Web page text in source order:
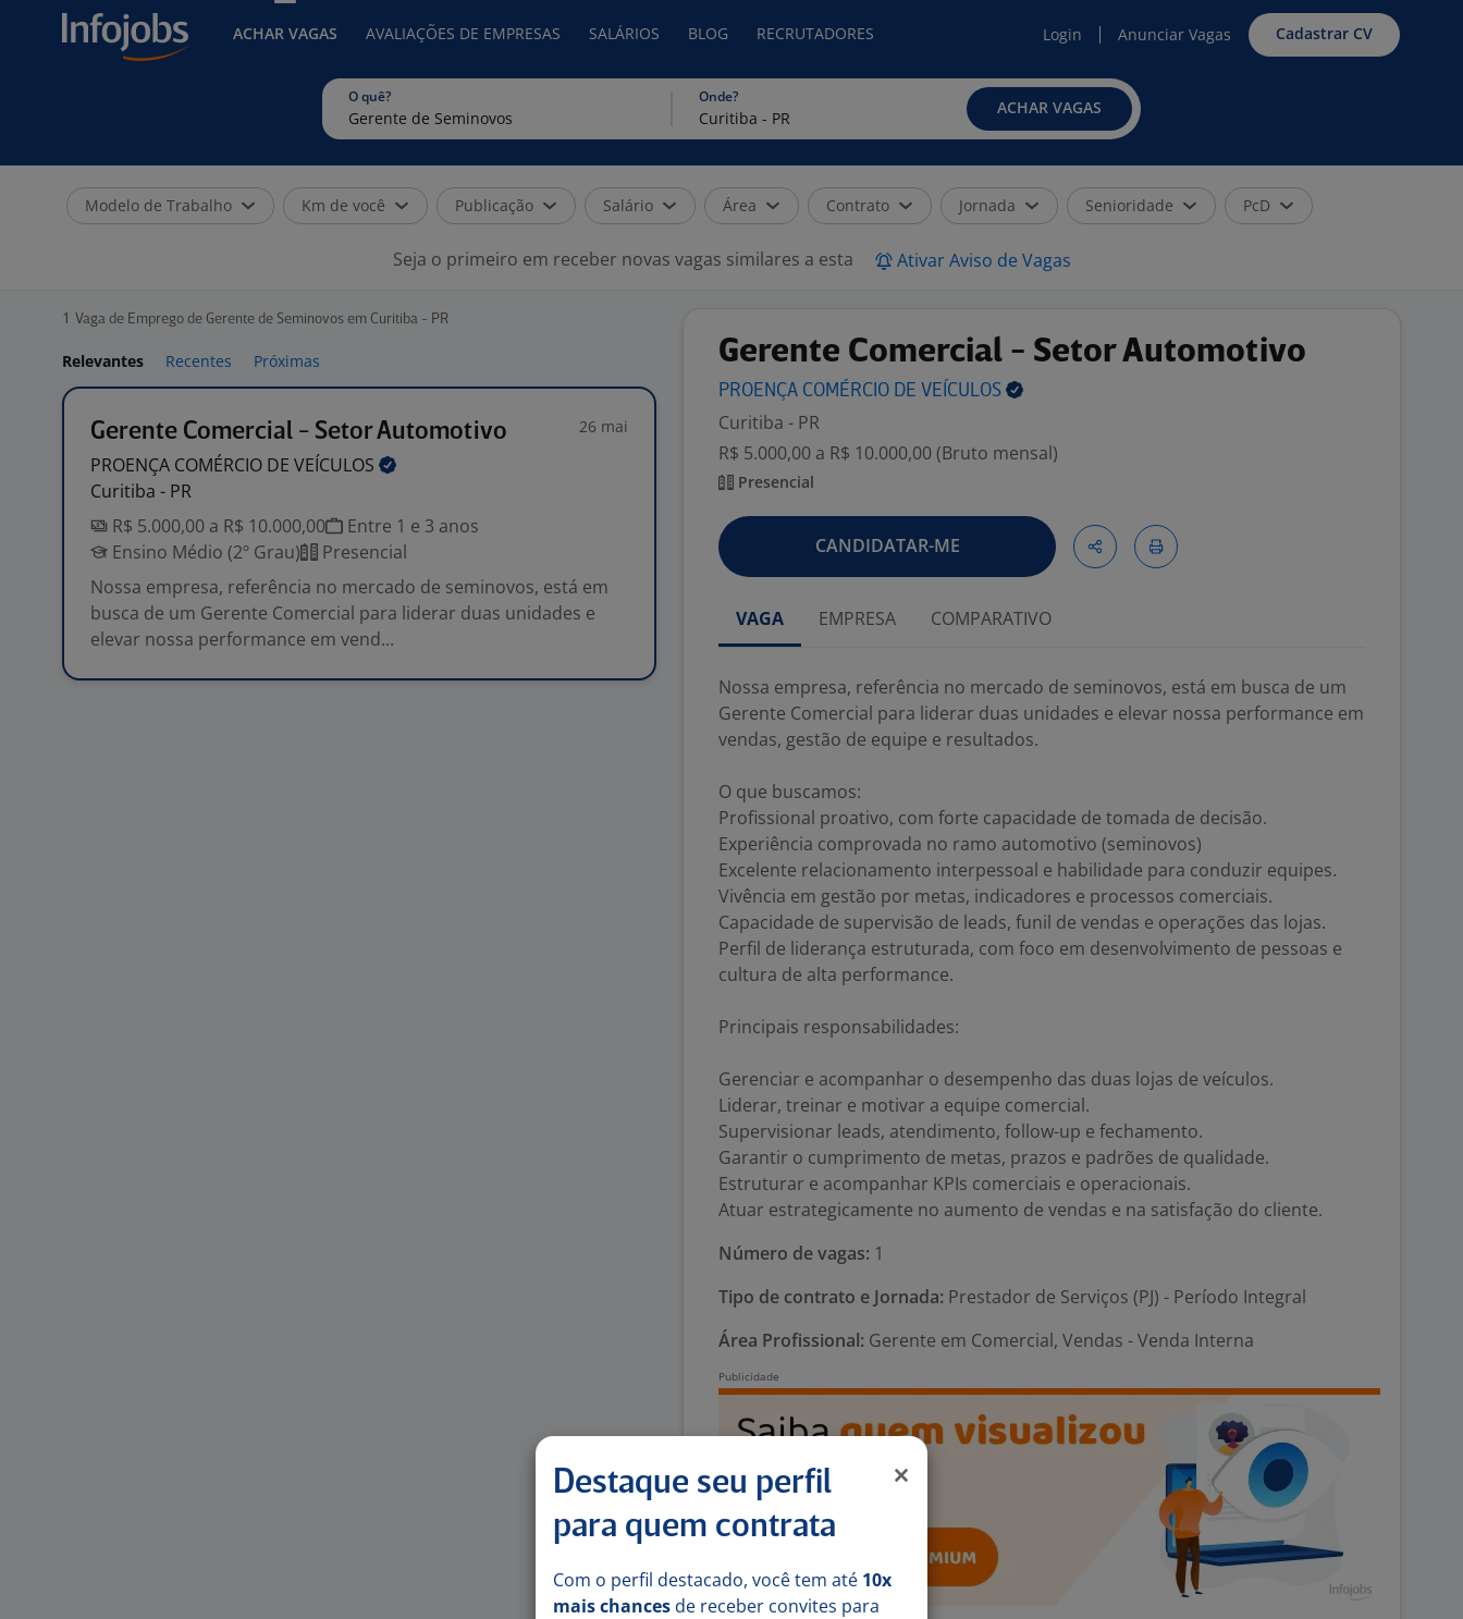
ACHAR VAGAS AVALIAÇÕES DE EMPRESAS SALÁRIOS BLOG RECRUTADORES Login Anunciar Vagas Cadastrar CV
O quê? Onde?
ACHAR VAGAS
Modelo de Trabalho Km de você Publicação Salário Área Contrato Jornada Senioridade PcD
Seja o primeiro em receber novas vagas similares a esta Ativar Aviso de Vagas
1 Vaga de Emprego de Gerente de Seminovos em Curitiba - PR
Relevantes Recentes Próximas
Gerente Comercial - Setor Automotivo 26 mai
PROENÇA COMÉRCIO DE VEÍCULOS
Curitiba - PR
R$ 5.000,00 a R$ 10.000,00
Entre 1 e 3 anos
Ensino Médio (2º Grau)
Presencial
Nossa empresa, referência no mercado de seminovos, está em
busca de um Gerente Comercial para liderar duas unidades e
elevar nossa performance em vend...
Gerente Comercial - Setor Automotivo
PROENÇA COMÉRCIO DE VEÍCULOS
Curitiba - PR
R$ 5.000,00 a R$ 10.000,00 (Bruto mensal)
Presencial
CANDIDATAR-ME
VAGA EMPRESA COMPARATIVO
Nossa empresa, referência no mercado de seminovos, está em busca de um
Gerente Comercial para liderar duas unidades e elevar nossa performance em
vendas, gestão de equipe e resultados.
O que buscamos:
Profissional proativo, com forte capacidade de tomada de decisão.
Experiência comprovada no ramo automotivo (seminovos)
Excelente relacionamento interpessoal e habilidade para conduzir equipes.
Vivência em gestão por metas, indicadores e processos comerciais.
Capacidade de supervisão de leads, funil de vendas e operações das lojas.
Perfil de liderança estruturada, com foco em desenvolvimento de pessoas e
cultura de alta performance.
Principais responsabilidades:
Gerenciar e acompanhar o desempenho das duas lojas de veículos.
Liderar, treinar e motivar a equipe comercial.
Supervisionar leads, atendimento, follow-up e fechamento.
Garantir o cumprimento de metas, prazos e padrões de qualidade.
Estruturar e acompanhar KPIs comerciais e operacionais.
Atuar estrategicamente no aumento de vendas e na satisfação do cliente.
Número de vagas: 1
Tipo de contrato e Jornada: Prestador de Serviços (PJ) - Período Integral
Área Profissional: Gerente em Comercial, Vendas - Venda Interna
Destaque seu perfil
para quem contrata
Com o perfil destacado, você tem até 10x
mais chances de receber convites para